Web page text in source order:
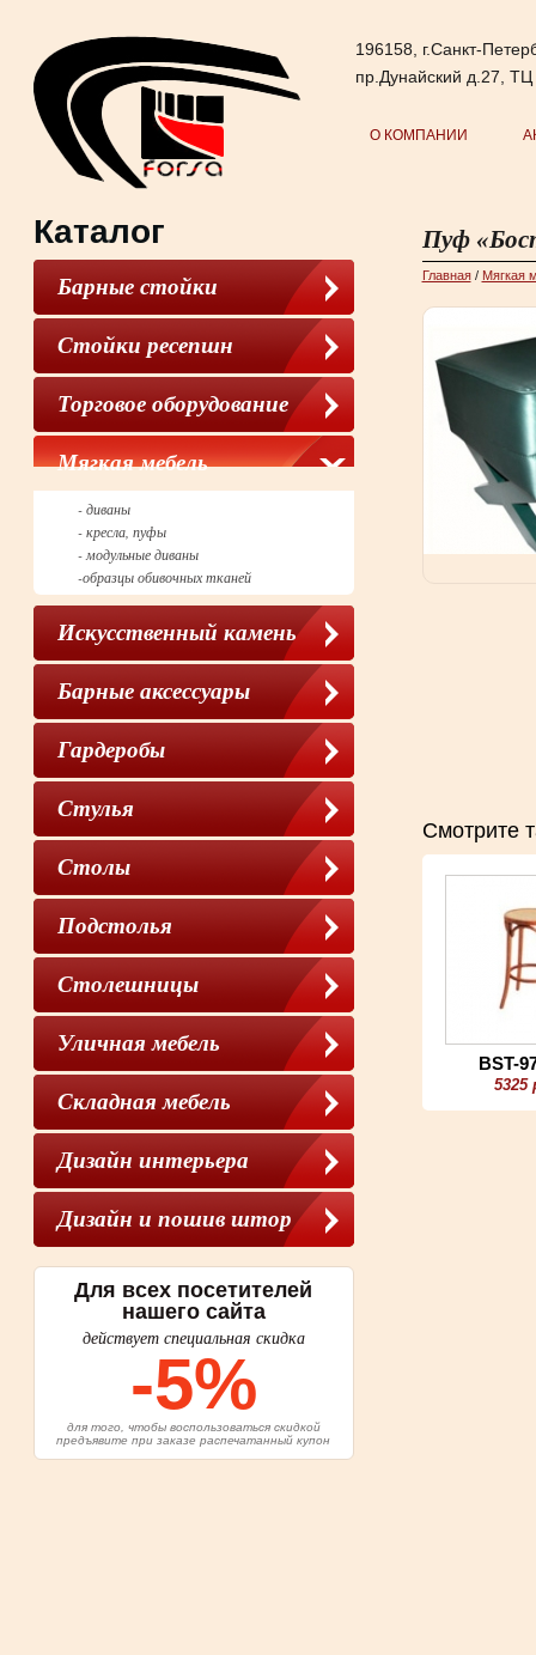
196158, г.Санкт-
пр.Дунайский д.27,
О КОМПАНИИ
Каталог
Барные стойки
Стойки ресепшн
Торговое оборудование
Мягкая мебель
- диваны
- кресла, пуфы
- модульные диваны
-образцы обивочных тканей
Искусственный камень
Барные аксессуары
Гардеробы
Cтулья
Столы
Подстолья
Столешницы
Уличная мебель
Складная мебель
Дизайн интерьера
Дизайн и пошив штор
Для всех посетителей
нашего сайта
действует специальная скидка
-5%
для того, чтобы воспользоваться скидкой
предъявите при заказе распечатанный купон
Пуф
Главная/ Мягкая
Смотрите
BST-
5325